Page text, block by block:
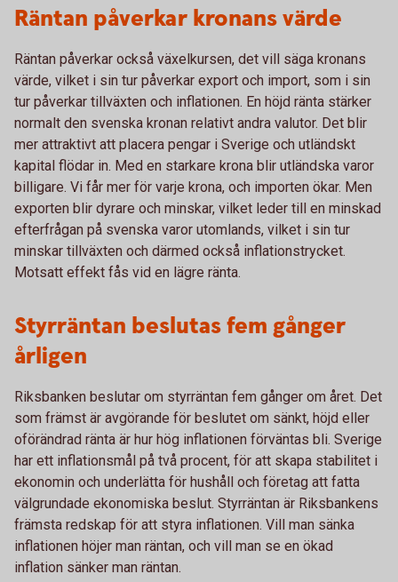
Räntan påverkar kronans värde
Räntan påverkar också växelkursen, det vill säga kronans
värde, vilket i sin tur påverkar export och import, som i sin
tur påverkar tillväxten och inflationen. En höjd ränta stärker
normalt den svenska kronan relativt andra valutor. Det blir
mer attraktivt att placera pengar i Sverige och utländskt
kapital flödar in. Med en starkare krona blir utländska varor
billigare. Vi får mer för varje krona, och importen ökar. Men
exporten blir dyrare och minskar, vilket leder till en minskad
efterfrågan på svenska varor utomlands, vilket i sin tur
minskar tillväxten och därmed också inflationstrycket.
Motsatt effekt fås vid en lägre ränta.
Styrräntan beslutas fem gånger
årligen
Riksbanken beslutar om styrräntan fem gånger om året. Det
som främst är avgörande för beslutet om sänkt, höjd eller
oförändrad ränta är hur hög inflationen förväntas bli. Sverige
har ett inflationsmål på två procent, för att skapa stabilitet i
ekonomin och underlätta för hushåll och företag att fatta
välgrundade ekonomiska beslut. Styrräntan är Riksbankens
främsta redskap för att styra inflationen. Vill man sänka
inflationen höjer man räntan, och vill man se en ökad
inflation sänker man räntan.